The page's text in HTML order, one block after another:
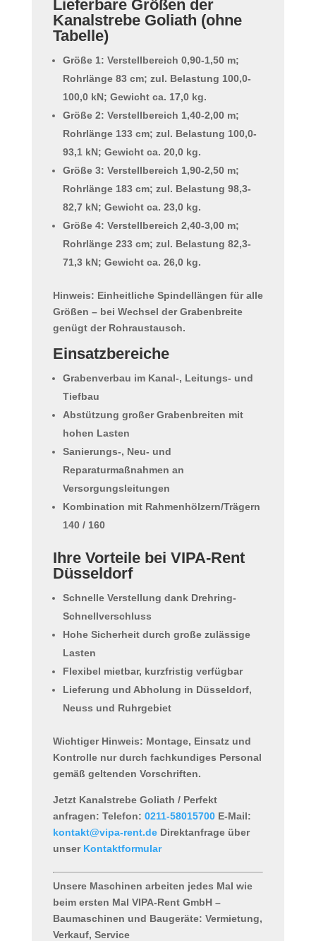
Lieferbare Größen der
Kanalstrebe Goliath (ohne
Tabelle)
Größe 1: Verstellbereich 0,90-1,50 m;
Rohrlänge 83 cm; zul. Belastung 100,0-
100,0 kN; Gewicht ca. 17,0 kg.
Größe 2: Verstellbereich 1,40-2,00 m;
Rohrlänge 133 cm; zul. Belastung 100,0-
93,1 kN; Gewicht ca. 20,0 kg.
Größe 3: Verstellbereich 1,90-2,50 m;
Rohrlänge 183 cm; zul. Belastung 98,3-
82,7 kN; Gewicht ca. 23,0 kg.
Größe 4: Verstellbereich 2,40-3,00 m;
Rohrlänge 233 cm; zul. Belastung 82,3-
71,3 kN; Gewicht ca. 26,0 kg.
Hinweis: Einheitliche Spindellängen für alle
Größen – bei Wechsel der Grabenbreite
genügt der Rohraustausch.
Einsatzbereiche
Grabenverbau im Kanal-, Leitungs- und
Tiefbau
Abstützung großer Grabenbreiten mit
hohen Lasten
Sanierungs-, Neu- und
Reparaturmaßnahmen an
Versorgungsleitungen
Kombination mit Rahmenhölzern/Trägern
140 / 160
Ihre Vorteile bei VIPA-Rent
Düsseldorf
Schnelle Verstellung dank Drehring-
Schnellverschluss
Hohe Sicherheit durch große zulässige
Lasten
Flexibel mietbar, kurzfristig verfügbar
Lieferung und Abholung in Düsseldorf,
Neuss und Ruhrgebiet
Wichtiger Hinweis: Montage, Einsatz und
Kontrolle nur durch fachkundiges Personal
gemäß geltenden Vorschriften.
Jetzt Kanalstrebe Goliath / Perfekt
anfragen: Telefon: 0211-58015700E-Mail:
kontakt@vipa-rent.deDirektanfrage über
unser Kontaktformular
Unsere Maschinen arbeiten jedes Mal wie
beim ersten Mal VIPA-Rent GmbH –
Baumaschinen und Baugeräte: Vermietung,
Verkauf, Service